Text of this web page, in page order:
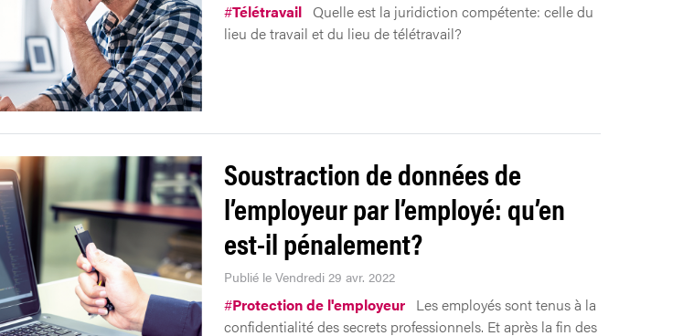
#Télétravail Quelle est la juridiction compétente: celle du
lieu de travail et du lieu de télétravail?
Soustraction de données de
l’employeur par l’employé: qu’en
est-il pénalement?
Publié le Vendredi 29 avr. 2022
#Protection de l'employeur Les employés sont tenus à la
confidentialité des secrets professionnels. Et après la fin des